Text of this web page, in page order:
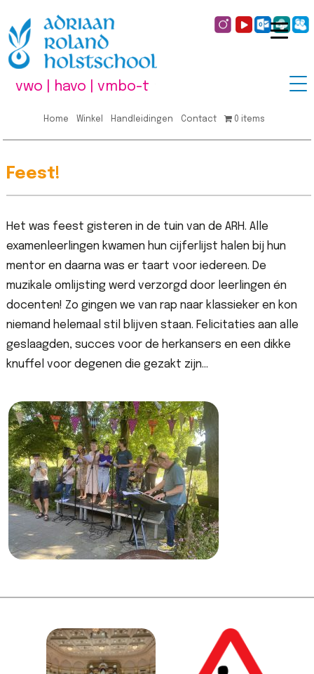
vwo | havo | vmbo-t
Home Winkel Handleidingen Contact 0 items
Feest!
Het was feest gisteren in de tuin van de ARH. Alle
examenleerlingen kwamen hun cijferlijst halen bij hun
mentor en daarna was er taart voor iedereen. De
muzikale omlijsting werd verzorgd door leerlingen én
docenten! Zo gingen we van rap naar klassieker en kon
niemand helemaal stil blijven staan. Felicitaties aan alle
geslaagden, succes voor de herkansers en een dikke
knuffel voor degenen die gezakt zijn…